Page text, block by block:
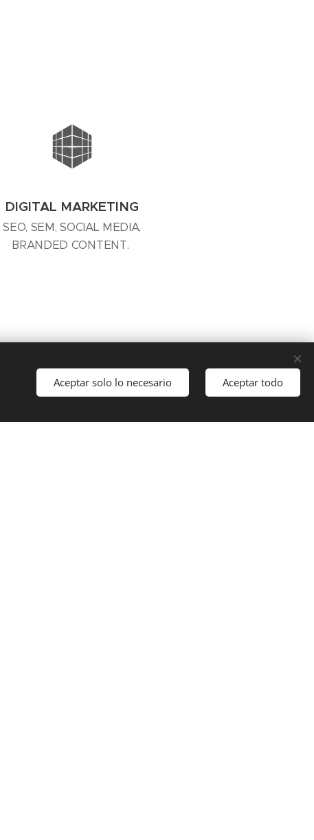
DIGITAL MARKETING
SEO, SEM, SOCIAL MEDIA,
BRANDED CONTENT.
PROMOCIÓN DIRECTA
Aceptar solo lo necesario Aceptar todo